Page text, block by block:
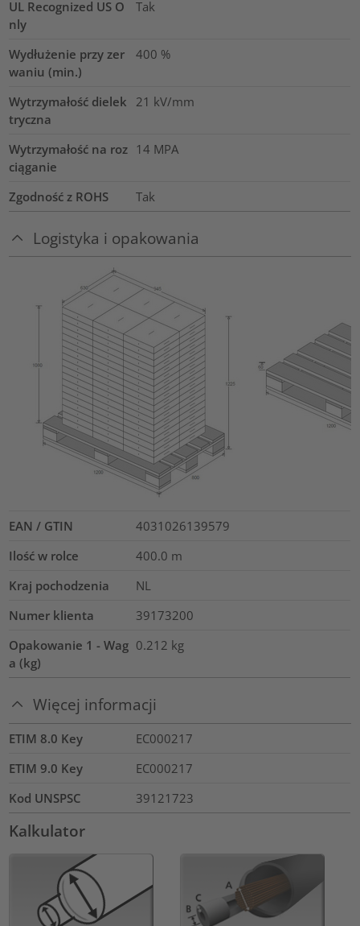
UL Recognized US O
nly
Tak
Wydłużenie przy zer
waniu (min.)
400 %
Wytrzymałość dielek
tryczna
21 kV/mm
Wytrzymałość na roz
ciąganie
14 MPA
Zgodność z ROHS Tak
Logistyka i opakowania
EAN / GTIN
4031026139579
Ilość w rolce
400.0 m
Kraj pochodzenia
NL
Numer klienta
39173200
Opakowanie 1 - Wag
a (kg)
0.212 kg
Więcej informacji
ETIM 8.0 Key
EC000217
ETIM 9.0 Key
EC000217
Kod UNSPSC
39121723
Kalkulator